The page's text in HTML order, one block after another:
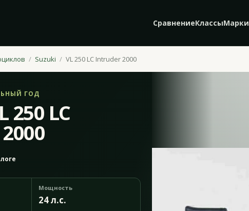
СравнениеКлассыМарки
Suzuki VL 250 LC Intruder 2000
ГОД
250 LC
Мощность
24 л.с.